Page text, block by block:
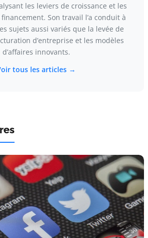
les leviers de croissance et les
Son travail l’a conduit à
sujets aussi variés que la levée de
d’entreprise et les modèles
d’affaires innovants.
tous les articles →